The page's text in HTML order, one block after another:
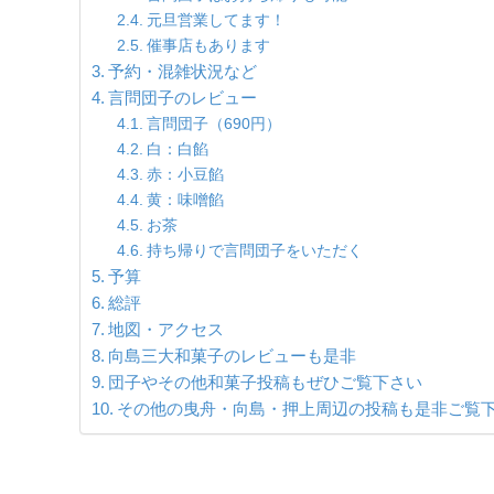
元旦営業してます！
催事店もあります
予約・混雑状況など
言問団子のレビュー
言問団子（690円）
白：白餡
赤：小豆餡
黄：味噌餡
お茶
持ち帰りで言問団子をいただく
予算
総評
地図・アクセス
向島三大和菓子のレビューも是非
団子やその他和菓子投稿もぜひご覧下さい
その他の曳舟・向島・押上周辺の投稿も是非ご覧